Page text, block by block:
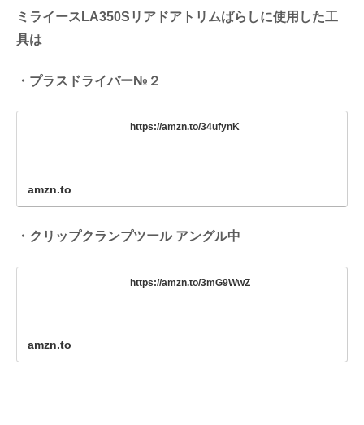
ミライースLA350Sリアドアトリムばらしに使用した工
具は
・プラスドライバー№２
https://amzn.to/34ufynK
amzn.to
・クリップクランプツール アングル中
https://amzn.to/3mG9WwZ
amzn.to